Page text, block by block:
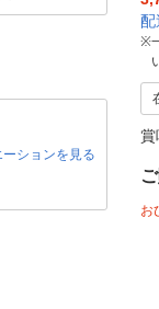
ションを見る
配
※
賞
お